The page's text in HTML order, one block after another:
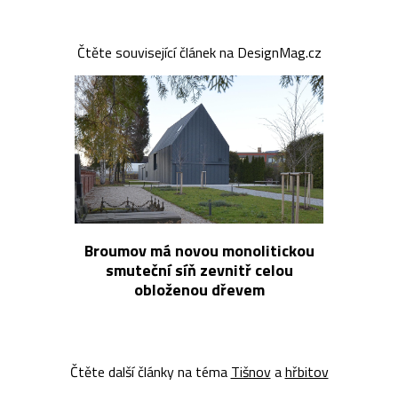
Čtěte související článek na DesignMag.cz
Broumov má novou monolitickou
smuteční síň zevnitř celou
obloženou dřevem
Čtěte další články na téma Tišnovahřbitov